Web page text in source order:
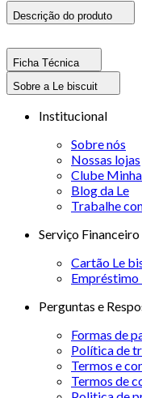
Descrição do produto
Ficha Técnica
Sobre a Le biscuit
Institucional
Sobre nós
Nossas lojas
Clube
Blog da Le
Trabalhe
Serviço Financeiro
Cartão Le
Perguntas e
Formas de
Política de
Termos e
Termos de